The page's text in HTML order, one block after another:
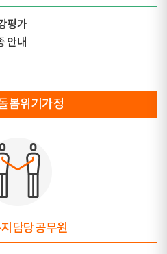
평가
안내
봄위기가정
담당공무원